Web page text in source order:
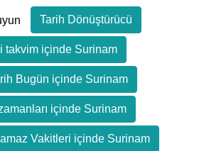
Tarih Dönüştürücü
takvim içinde Surinam
Bugün içinde Surinam
içinde Surinam
Vakitleri içinde Surinam